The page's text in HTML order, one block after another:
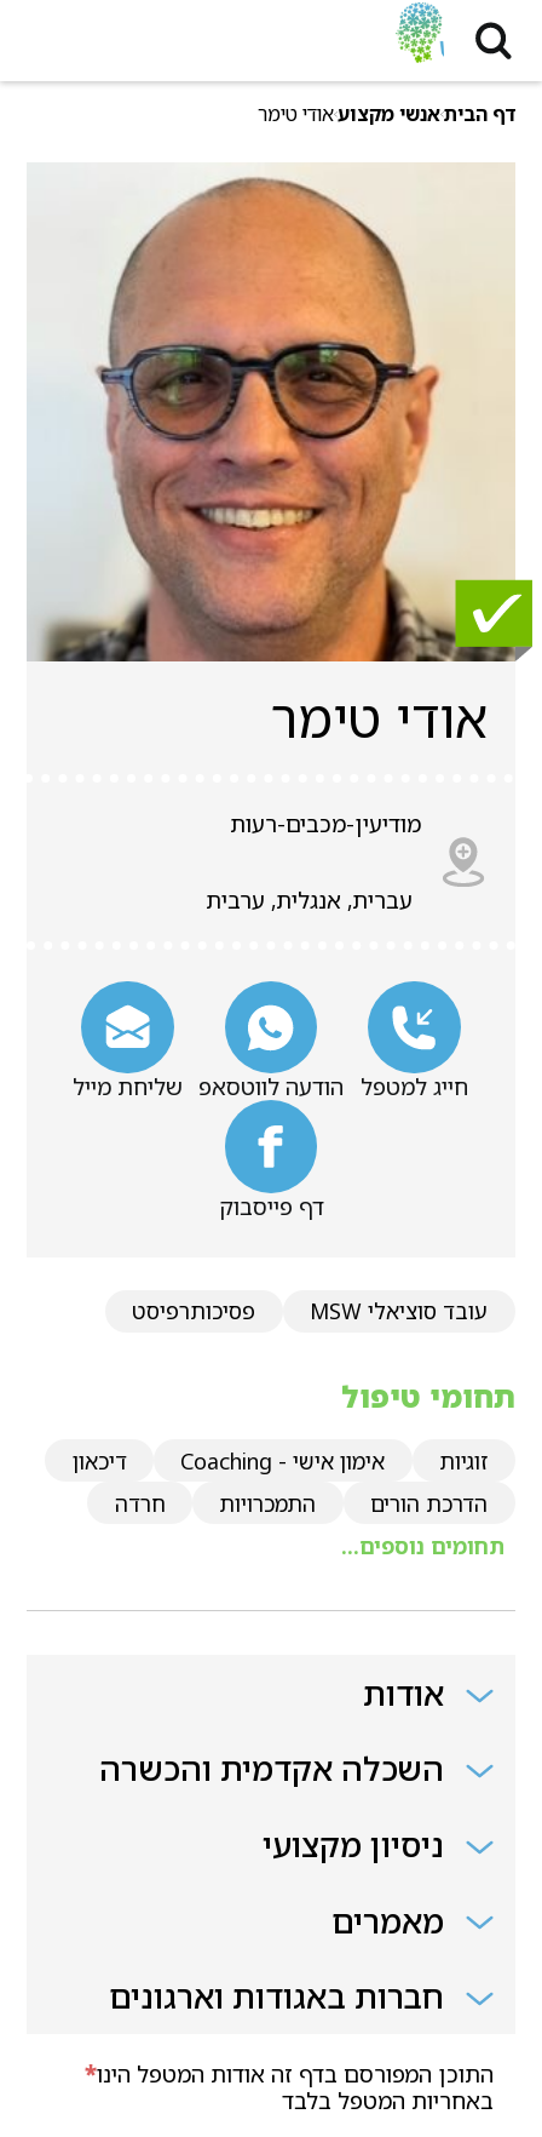
דף הביתאנשי מקצועאודי טימר
אודי טימר
מודיעין-מכבים-רעות
עברית, אנגלית, ערבית
חייג למטפל הודעה לווטסאפ שליחת מייל
דף פייסבוק
עובד סוציאלי MSW פסיכותרפיסט
תחומי טיפול
זוגיות אימון אישי - Coaching
דיכאון
הדרכת הורים
התמכרויות
חרדה
תחומים נוספים...
אודות
השכלה אקדמית והכשרה
ניסיון מקצועי
מאמרים
חברות באגודות וארגונים
*התוכן המפורסם בדף זה אודות המטפל הינו
באחריות המטפל בלבד